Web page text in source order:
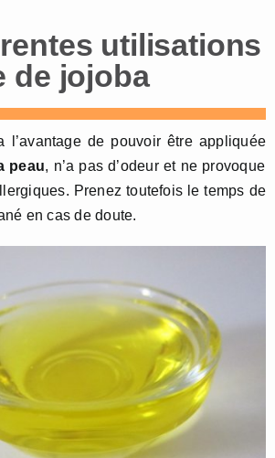
utilisations
de jojoba
l’avantage de pouvoir être appliquée
peau, n’a pas d’odeur et ne provoque
Prenez toutefois le temps de
en cas de doute.